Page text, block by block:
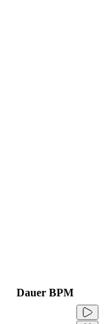
Dauer BPM